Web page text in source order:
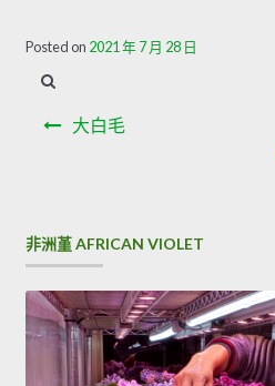
Posted on 2021 年 7 月 28 日
文
覽
大白毛
非洲堇 AFRICAN VIOLET